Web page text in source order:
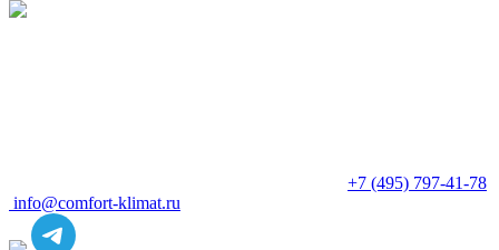
+7 (495) 797-41-78
info@comfort-klimat.ru